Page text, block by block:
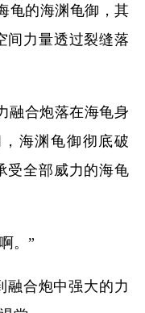
龟的海渊龟御，其
间力量透过裂缝落
融合炮落在海龟身
海渊龟御彻底破
受全部威力的海龟
。”
融合炮中强大的力